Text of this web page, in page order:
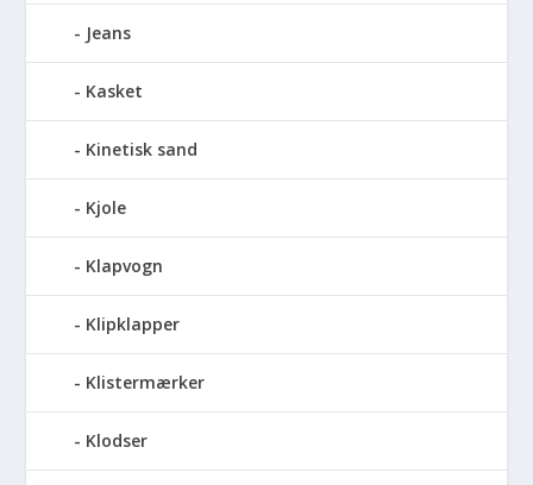
Jeans
Kasket
Kinetisk sand
Kjole
Klapvogn
Klipklapper
Klistermærker
Klodser